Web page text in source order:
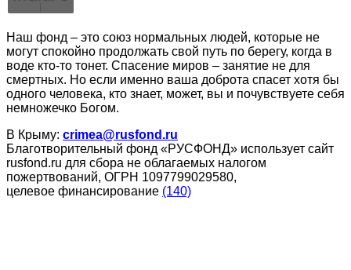
Наш фонд – это союз нормальных людей, которые не
могут спокойно продолжать свой путь по берегу, когда в
воде кто-то тонет. Спасение миров – занятие не для
смертных. Но если именно ваша доброта спасет хотя бы
одного человека, кто знает, может, вы и почувствуете себя
немножечко Богом.
В Крыму: crimea@rusfond.ru
Благотворительный фонд «РУСФОНД» использует сайт
rusfond.ru для сбора не облагаемых налогом
пожертвований, ОГРН 1097799029580,
целевое финансирование (140)